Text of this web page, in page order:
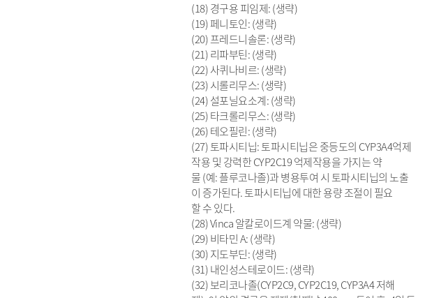
(18) 경구용 피임제: (생략)
(19) 페니토인: (생략)
(20) 프레드니솔론: (생략)
(21) 리파부틴: (생략)
(22) 사퀴나비르: (생략)
(23) 시롤리무스: (생략)
(24) 설포닐요소계: (생략)
(25) 타크롤리무스: (생략)
(26) 테오필린: (생략)
(27) 토파시티닙: 토파시티닙은 중등도의 CYP3A4억제
작용 및 강력한 CYP2C19 억제작용을 가지는 약
물 (예: 플루코나졸)과 병용투여 시 토파시티닙의 노출
이 증가된다. 토파시티닙에 대한 용량 조절이 필요
할 수 있다.
(28) Vinca 알칼로이드계 약물: (생략)
(29) 비타민 A: (생략)
(30) 지도부딘: (생략)
(31) 내인성스테로이드: (생략)
(32) 보리코나졸(CYP2C9, CYP2C19, CYP3A4 저해